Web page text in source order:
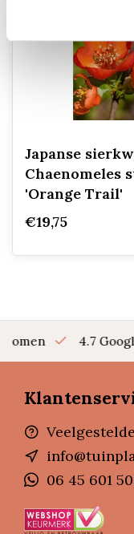
Japanse
Chaenomeles
'Orange Trail'
€19,75
bomen 4.7
06 45 601